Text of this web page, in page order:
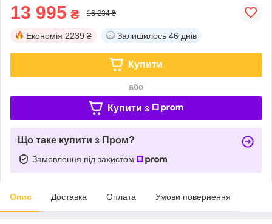
13 995 ₴ 16 234 ₴
Економія 2239 ₴ Залишилось 46 днів
Купити
або
Купити з
Що таке купити з Пром?
Замовлення під захистом
Опис Доставка Оплата Умови повернення